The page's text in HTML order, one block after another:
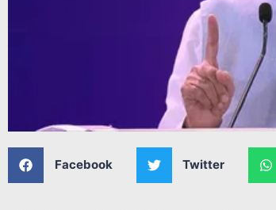
Facebook Twitter